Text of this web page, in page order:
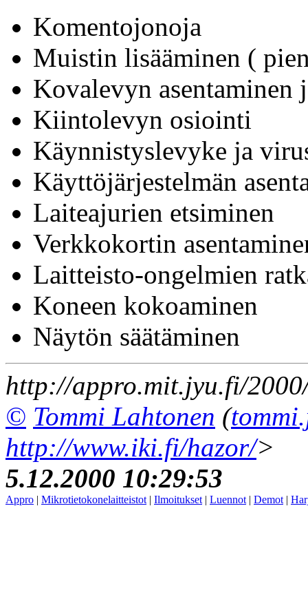
Komentojonoja
Muistin lisääminen (
Kovalevyn
Kiintolevyn osiointi
Käynnistyslevyke ja
Käyttöjärjestelmän
Laiteajurien etsiminen
Verkkokortin
Laitteisto-ongelmien
Koneen kokoaminen
Näytön säätäminen
http://appro.mit.jyu.fi/
© Tommi Lahtonen (
http://www.iki.fi/hazor/>
5.12.2000 10:29:53
Appro | Mikrotietokonelaitteistot | Ilmoitukset | Luennot | Demot |